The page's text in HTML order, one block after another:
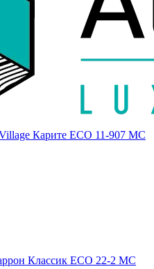
Карите ECO 11-907 MC